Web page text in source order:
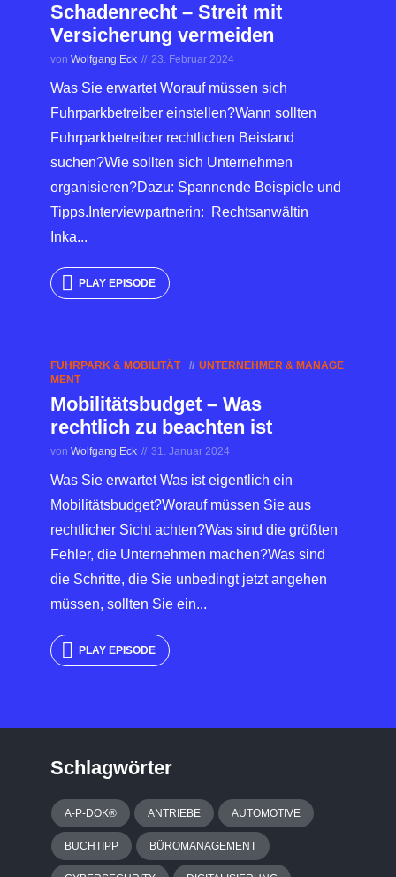
Schadenrecht – Streit mit
Versicherung vermeiden
von Wolfgang Eck 23. Februar 2024
Was Sie erwartet Worauf müssen sich
Fuhrparkbetreiber einstellen?Wann sollten
Fuhrparkbetreiber rechtlichen Beistand
suchen?Wie sollten sich Unternehmen
organisieren?Dazu: Spannende Beispiele und
Tipps.Interviewpartnerin: Rechtsanwältin
Inka...
PLAY EPISODE
FUHRPARK & MOBILITÄT
UNTERNEHMER & MANAGE
MENT
Mobilitätsbudget – Was
rechtlich zu beachten ist
von Wolfgang Eck 31. Januar 2024
Was Sie erwartet Was ist eigentlich ein
Mobilitätsbudget?Worauf müssen Sie aus
rechtlicher Sicht achten?Was sind die größten
Fehler, die Unternehmen machen?Was sind
die Schritte, die Sie unbedingt jetzt angehen
müssen, sollten Sie ein...
PLAY EPISODE
Schlagwörter
A-P-DOK® ANTRIEBE AUTOMOTIVE
BUCHTIPP BÜROMANAGEMENT